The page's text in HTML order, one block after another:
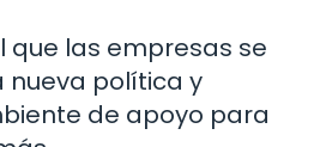
que las empresas se
política y
de apoyo para